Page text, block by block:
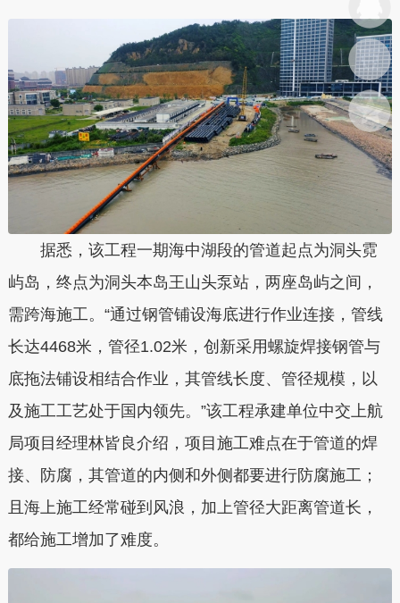
据悉，该工程一期海中湖段的管道起点为洞头霓
屿岛，终点为洞头本岛王山头泵站，两座岛屿之间，
需跨海施工。“通过钢管铺设海底进行作业连接，管线
长达4468米，管径1.02米，创新采用螺旋焊接钢管与
底拖法铺设相结合作业，其管线长度、管径规模，以
及施工工艺处于国内领先。”该工程承建单位中交上航
局项目经理林皆良介绍，项目施工难点在于管道的焊
接、防腐，其管道的内侧和外侧都要进行防腐施工；
且海上施工经常碰到风浪，加上管径大距离管道长，
都给施工增加了难度。